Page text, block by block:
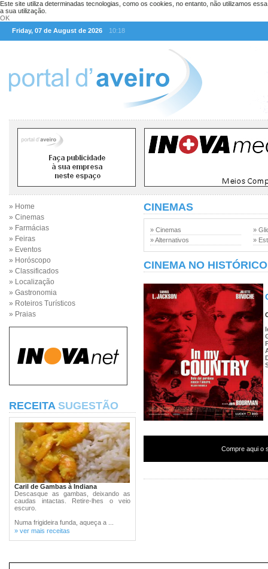
Este site utiliza determinadas tecnologias, como os cookies, no entanto, não utilizamos
a sua utilização.
OK
Friday, 07 de August de 2026
10:18
» Home
» Cinemas
» Farmácias
» Feiras
» Eventos
» Horóscopo
» Classificados
» Localização
» Gastronomia
» Roteiros Turísticos
» Praias
RECEITA SUGESTÃO
Caril de Gambas à Indiana
Descasque as gambas, deixando as
caudas intactas. Retire-lhes o veio
escuro.
Numa frigideira funda, aqueça a ...
» ver mais receitas
CINEMAS
» Cinemas
» Alternativos
»
»
CINEMA NO HISTÓRICO
Compre aqui o